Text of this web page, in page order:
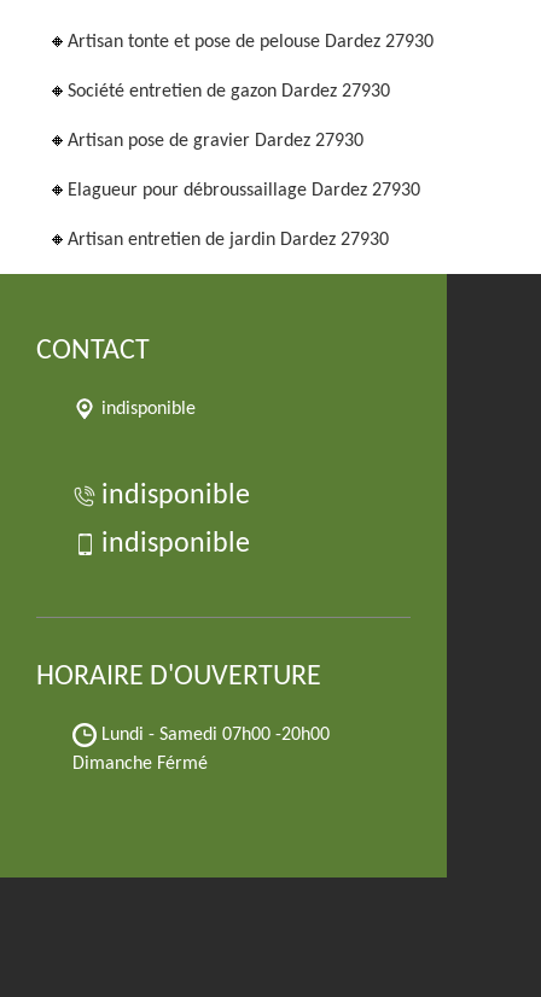
Artisan tonte et pose de pelouse Dardez 27930
Société entretien de gazon Dardez 27930
Artisan pose de gravier Dardez 27930
Elagueur pour débroussaillage Dardez 27930
Artisan entretien de jardin Dardez 27930
CONTACT
indisponible
indisponible
indisponible
HORAIRE D'OUVERTURE
Lundi - Samedi 07h00 -20h00
Dimanche Férmé